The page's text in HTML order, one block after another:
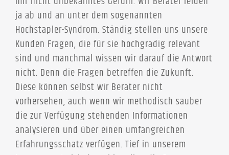
ja ab und an unter dem sogenannten
Hochstapler-Syndrom. Ständig stellen uns unsere
Kunden Fragen, die für sie hochgradig relevant
sind und manchmal wissen wir darauf die Antwort
nicht. Denn die Fragen betreffen die Zukunft.
Diese können selbst wir Berater nicht
vorhersehen, auch wenn wir methodisch sauber
die zur Verfügung stehenden Informationen
analysieren und über einen umfangreichen
Erfahrungsschatz verfügen. Tief in unserem